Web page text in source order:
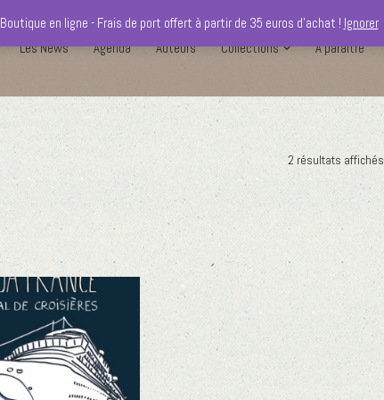
Les News Agenda Auteurs Collections A paraître
2 résultats affichés
Boutique en ligne - Frais de port offert à partir de 35 euros d'achat ! Ignorer